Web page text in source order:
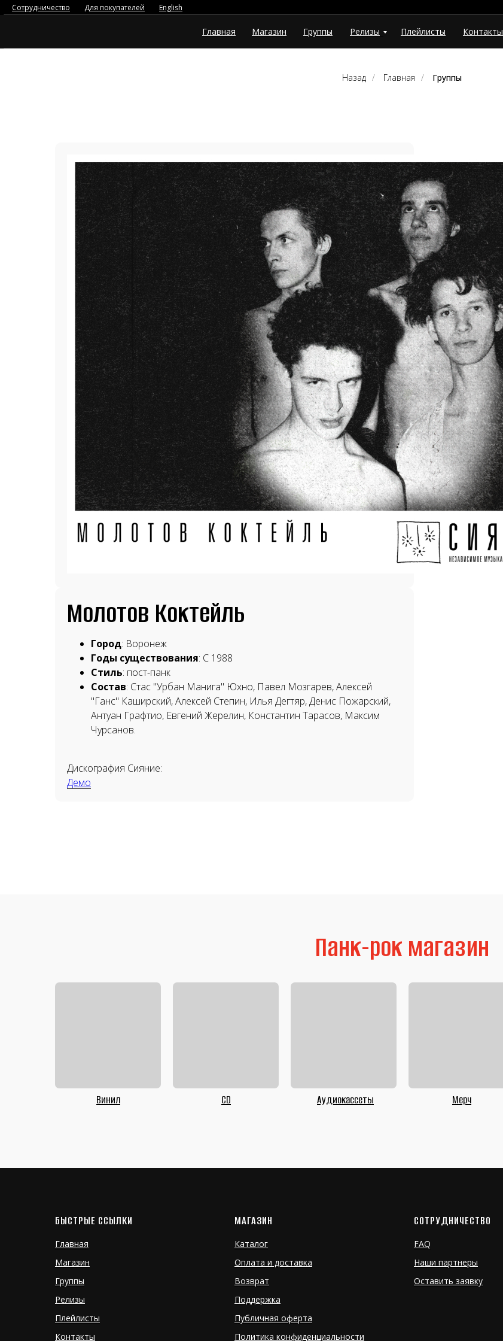
Главная Магазин Группы Релизы Плейлисты Контакты
Сотрудничество Для покупателей English
Назад / Главная / Группы
Молотов Коктейль
Город: Воронеж
Годы существования: С 1988
Стиль: пост-панк
Состав: Стас "Урбан Манига" Юхно, Павел Мозгарев, Алексей
"Ганс" Каширский, Алексей Степин, Илья Дегтяр, Денис Пожарский,
Антуан Графтио, Евгений Жерелин, Константин Тарасов, Максим
Чурсанов.
Дискография Сияние:
Демо
Винил CD Аудиокассеты Мерч
Панк-рок магазин
БЫСТРЫЕ ССЫЛКИ
Главная
Магазин
Группы
Релизы
Плейлисты
Контакты
МАГАЗИН
Каталог
Оплата и доставка
Возврат
Поддержка
Публичная оферта
Политика конфиденциальности
СОТРУДНИЧЕСТВО
FAQ
Наши партнеры
Оставить заявку